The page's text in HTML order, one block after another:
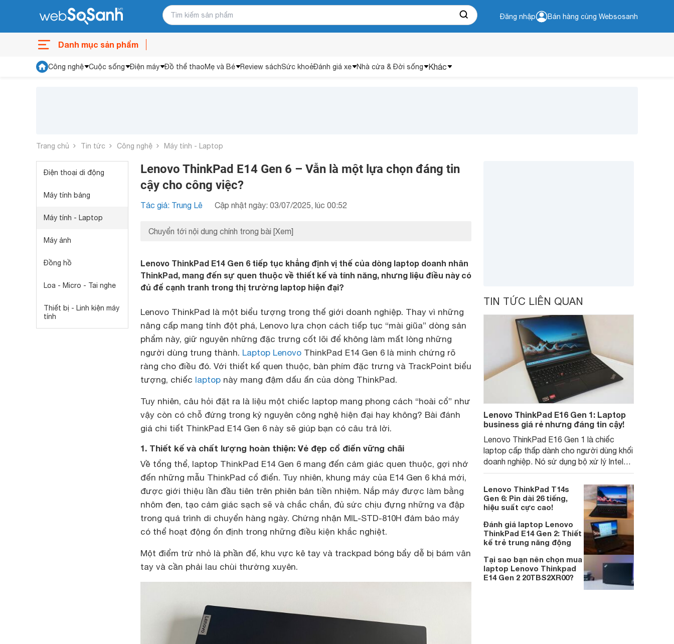
Đăng nhập Bán hàng cùng Websosanh
Danh mục sản phẩm
Công nghệ Cuộc sống Điện máy Đồ thể thaoMẹ và Bé Review sáchSức khoẻĐánh giá xe Nhà cửa & Đời sống Khác
Trang chủ Tin tức Công nghệ Máy tính - Laptop
Điện thoại di động
Máy tính bảng
Máy tính - Laptop
Máy ảnh
Đồng hồ
Loa - Micro - Tai nghe
Thiết bị - Linh kiện máy
tính
Lenovo ThinkPad E14 Gen 6 – Vẫn là một lựa chọn đáng tin
cậy cho công việc?
Tác giả: Trung Lê Cập nhật ngày: 03/07/2025, lúc 00:52
Chuyển tới nội dung chính trong bài [Xem]
Lenovo ThinkPad E14 Gen 6 tiếp tục khẳng định vị thế của dòng laptop doanh nhân
ThinkPad, mang đến sự quen thuộc về thiết kế và tính năng, nhưng liệu điều này có
đủ để cạnh tranh trong thị trường laptop hiện đại?
Lenovo ThinkPad là một biểu tượng trong thế giới doanh nghiệp. Thay vì những
nâng cấp mang tính đột phá, Lenovo lựa chọn cách tiếp tục “mài giũa” dòng sản
phẩm này, giữ nguyên những đặc trưng cốt lõi để không làm mất lòng những
người dùng trung thành. Laptop Lenovo ThinkPad E14 Gen 6 là minh chứng rõ
ràng cho điều đó. Với thiết kế quen thuộc, bàn phím đặc trưng và TrackPoint biểu
tượng, chiếc laptop này mang đậm dấu ấn của dòng ThinkPad.
Tuy nhiên, câu hỏi đặt ra là liệu một chiếc laptop mang phong cách “hoài cổ” như
vậy còn có chỗ đứng trong kỷ nguyên công nghệ hiện đại hay không? Bài đánh
giá chi tiết ThinkPad E14 Gen 6 này sẽ giúp bạn có câu trả lời.
1. Thiết kế và chất lượng hoàn thiện: Vẻ đẹp cổ điển vững chãi
Về tổng thể, laptop ThinkPad E14 Gen 6 mang đến cảm giác quen thuộc, gợi nhớ
đến những mẫu ThinkPad cổ điển. Tuy nhiên, khung máy của E14 Gen 6 khá mới,
được giới thiệu lần đầu tiên trên phiên bản tiền nhiệm. Nắp máy được làm bằng
nhôm đen, tạo cảm giác sạch sẽ và chắc chắn, đủ sức chịu đựng những va đập
trong quá trình di chuyển hàng ngày. Chứng nhận MIL-STD-810H đảm bảo máy
có thể hoạt động ổn định trong những điều kiện khắc nghiệt.
Một điểm trừ nhỏ là phần đế, khu vực kê tay và trackpad bóng bẩy dễ bị bám vân
tay và cần phải lau chùi thường xuyên.
TIN TỨC LIÊN QUAN
Lenovo ThinkPad E16 Gen 1: Laptop
business giá rẻ nhưng đáng tin cậy!
Lenovo ThinkPad E16 Gen 1 là chiếc
laptop cấp thấp dành cho người dùng khối
doanh nghiệp. Nó sử dụng bộ xử lý Intel
hoặc AMD và được thiết kế để thực hiện
các nhiệm vụ năng suất cơ bản với giá cả
phải chăng.
Lenovo ThinkPad T14s
Gen 6: Pin dài 26 tiếng,
hiệu suất cực cao!
Đánh giá laptop Lenovo
ThinkPad E14 Gen 2: Thiết
kế trẻ trung năng động
Tại sao bạn nên chọn mua
laptop Lenovo Thinkpad
E14 Gen 2 20TBS2XR00?